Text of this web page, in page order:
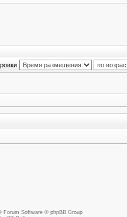
Forum Software © phpBB Group